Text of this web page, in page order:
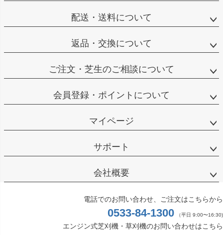
配送・送料について
返品・交換について
ご注文・芝生のご相談について
会員登録・ポイントについて
マイページ
サポート
会社概要
電話でのお問い合わせ、ご注文はこちらから
0533-84-1300 （平日 9:00〜16:30)
エンジン式芝刈機・草刈機のお問い合わせはこちら